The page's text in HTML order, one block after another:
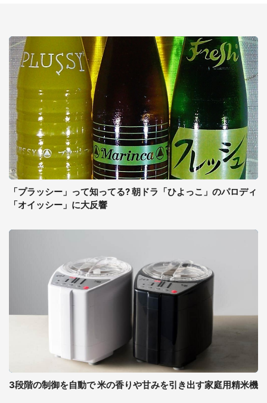
「プラッシー」って知ってる? 朝ドラ「ひよっこ」のパロディ
「オイッシー」に大反響
3段階の制御を自動で 米の香りや甘みを引き出す家庭用精米機